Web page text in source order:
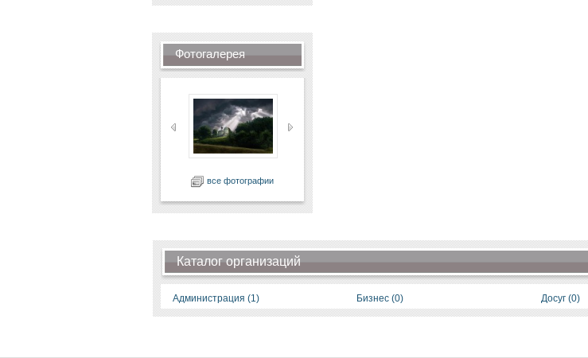
Фотогалерея
все фотографии
Каталог организаций
Администрация (1) Бизнес (0) Досуг (0)